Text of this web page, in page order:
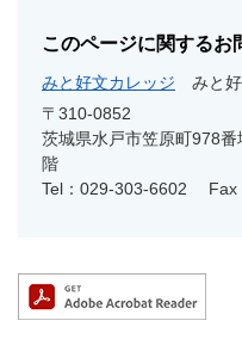
このページに関するお
みと好文カレッジ
みと
〒310-0852
茨城県水戸市笠原町978
階
Tel：029-303-6602
Fax